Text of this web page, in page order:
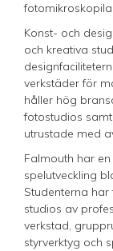
Konst- och
och kreativa
verkstäder för
håller hög
fotostudios
utrustade med
Falmouth har
spelutveckling
Studenterna
studios av
verkstad,
styrverktyg och